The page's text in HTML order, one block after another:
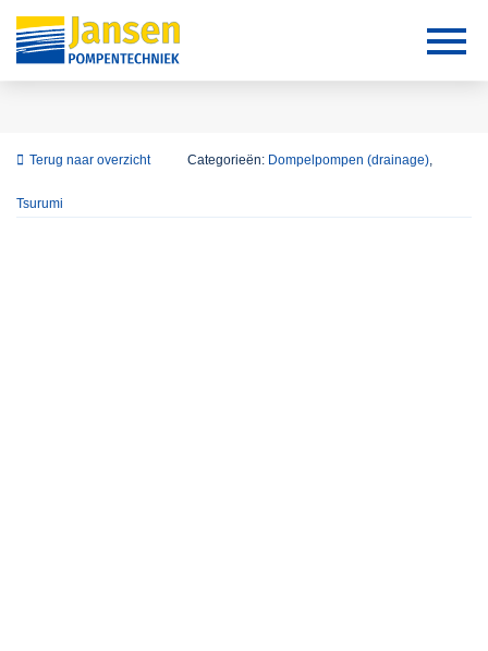
Terug naar overzicht Categorieën: Dompelpompen (drainage),
Tsurumi